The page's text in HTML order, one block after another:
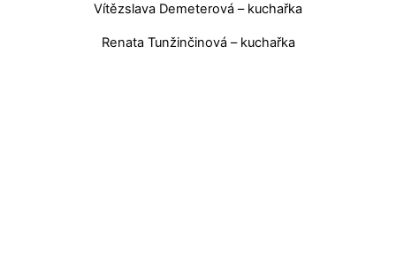
Vítězslava Demeterová – kuchařka
Renata Tunžinčinová – kuchařka